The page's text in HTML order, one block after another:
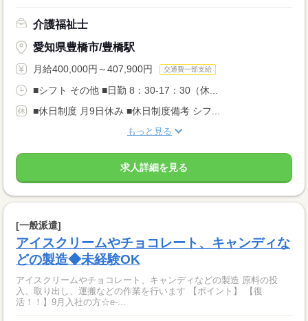
介護福祉士
愛知県豊橋市/豊橋駅
月給400,000円～407,900円 交通費一部支給
■シフト その他 ■日勤 8：30-17：30（休...
■休日制度 月9日休み ■休日制度備考 シフ...
もっと見る
求人詳細を見る
[一般派遣]
アイスクリームやチョコレート、キャンディな
どの製造◆未経験OK
アイスクリームやチョコレート、キャンディなどの製造 原料の投
入、取り出し、運搬などの作業を行います 【ポイント】 【復
活！！】9月入社の方☆e-...